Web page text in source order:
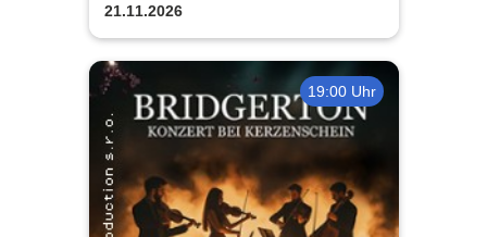
21.11.2026
19:00 Uhr